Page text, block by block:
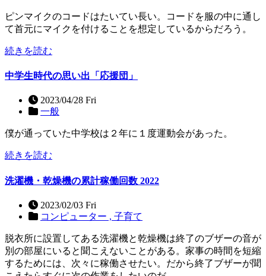
ピンマイクのコードはたいてい長い。コードを服の中に通し
て首元にマイクを付けることを想定しているからだろう。
続きを読む
中学生時代の思い出「応援団」
2023/04/28 Fri
一般
僕が通っていた中学校は２年に１度運動会があった。
続きを読む
洗濯機・乾燥機の累計稼働回数 2022
2023/02/03 Fri
コンピューター , 子育て
脱衣所に設置してある洗濯機と乾燥機は終了のブザーの音が
別の部屋にいると聞こえないことがある。家事の時間を短縮
するためには、次々に稼働させたい。だから終了ブザーが聞